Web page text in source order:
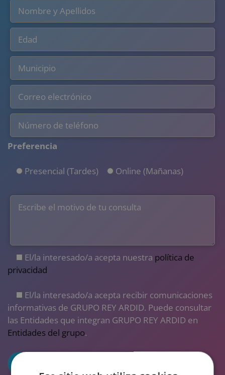
Preferencia
Presencial (Tardes) Online (Mañanas)
El/la interesado/a acepta nuestra política de
privacidad
El/la interesado/a acepta recibir comunicaciones
informativas de GRUPO REY ARDID. Puede consultar
las Entidades que integran GRUPO REY ARDID en
Entidades del grupo.